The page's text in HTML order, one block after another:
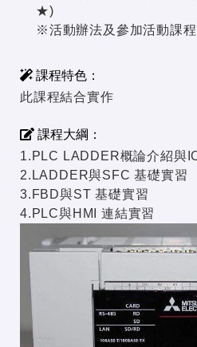
★)
※活動辦法及參加活動課
課程特色：
此課程結合實作
課程大綱：
1.PLC LADDER概論介紹與
2.LADDER與SFC 基礎實習
3.FBD與ST 基礎實習
4.PLC與HMI 連結實習